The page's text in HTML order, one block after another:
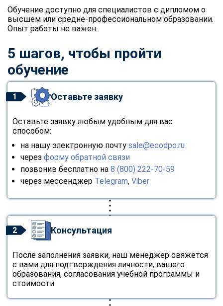
Обучение доступно для специалистов с дипломом о
высшем или средне-профессиональном образовании.
Опыт работы не важен.
5 шагов, чтобы пройти
обучение
1 Оставьте заявку
Оставьте заявку любым удобным для вас
способом:
на нашу электронную почту sale@ecodpo.ru
через форму обратной связи
позвонив бесплатно на 8 (800) 222-70-59
через мессенджер Telegram, Viber
2 Консультация
После заполнения заявки, наш менеджер свяжется
с вами для подтверждения личности, вашего
образования, согласования учебной программы и
стоимости.